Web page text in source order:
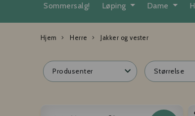
Sommersalg! Løping Dame
Hjem Herre Jakker og vester
Produsenter Størrelse